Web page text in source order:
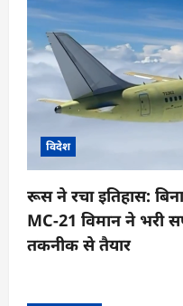
विदेश
रूस ने रचा इतिहास:
MC-21 विमान ने भरी
तकनीक से तैयार